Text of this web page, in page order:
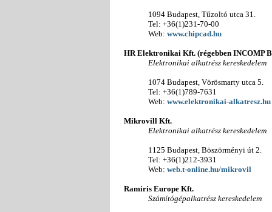
1094 Budapest, Tűzoltó utca 31.
Tel: +36(1)231-70-00
Web: www.chipcad.hu
HR Elektronikai Kft. (régebben INCOMP
Elektronikai alkatrész kereskedelem
1074 Budapest, Vörösmarty utca 5.
Tel: +36(1)789-7631
Web: www.elektronikai-alkatresz.hu
Mikrovill Kft.
Elektronikai alkatrész kereskedelem
1125 Budapest, Böszörményi út 2.
Tel: +36(1)212-3931
Web: web.t-online.hu/mikrovil
Ramiris Europe Kft.
Számítógépalkatrész kereskedelem